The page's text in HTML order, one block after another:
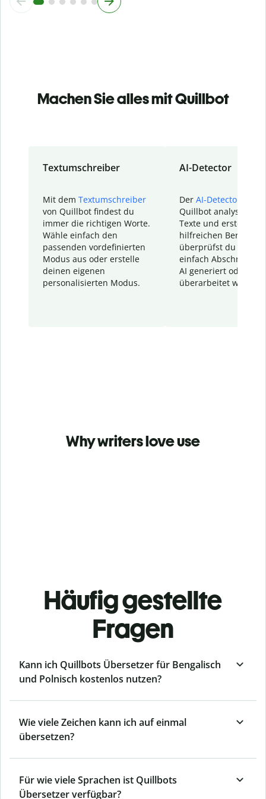
Machen Sie alles mit Quillbot
Textumschreiber
Mit dem Textumschreiber
von Quillbot findest du
immer die richtigen Worte.
Wähle einfach den
passenden vordefinierten
Modus aus oder erstelle
deinen eigenen
personalisierten Modus.
AI-Detector
Der AI-Detector
Quillbot analysiert
Texte und erstellt
hilfreichen Bericht.
überprüfst du
einfach Abschnitte,
AI generiert oder
überarbeitet wurden.
Why writers love use
Häufig gestellte
Fragen
Kann ich Quillbots Übersetzer für Bengalisch
und Polnisch kostenlos nutzen?
Wie viele Zeichen kann ich auf einmal
übersetzen?
Für wie viele Sprachen ist Quillbots
Übersetzer verfügbar?